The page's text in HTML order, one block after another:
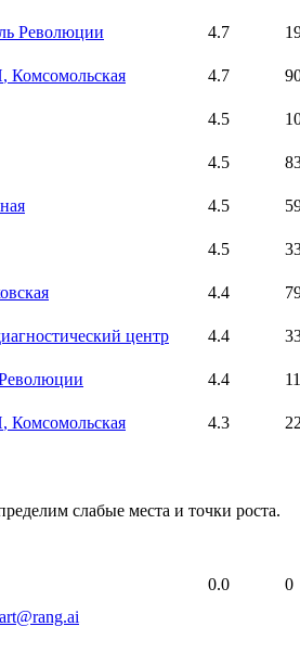
Революции 4.7
, Комсомольская 4.7
4.5
4.5
4.5
4.5
4.4
центр 4.4
4.4
11
, Комсомольская 4.3 22
слабые места и точки роста.
0.0
0
art@rang.ai